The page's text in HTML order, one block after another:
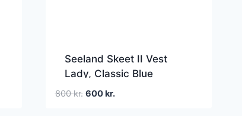
Seeland Skeet II Vest
Lady, Classic Blue
800kr. Den
600kr.Den